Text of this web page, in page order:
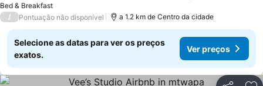
Bed & Breakfast
/ Pontuação não disponível a 1.2 km de Centro da cidade
Selecione as datas para ver os preços
exatos.
Ver preços